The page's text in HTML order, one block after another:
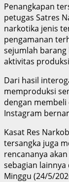
Penangkapan
petugas Satres
narkotika jenis
pengamanan
sejumlah
aktivitas
Dari hasil
memproduksi
dengan
Instagram
Kasat Res
tersangka juga
rencananya
sebagian
Minggu (24/5/